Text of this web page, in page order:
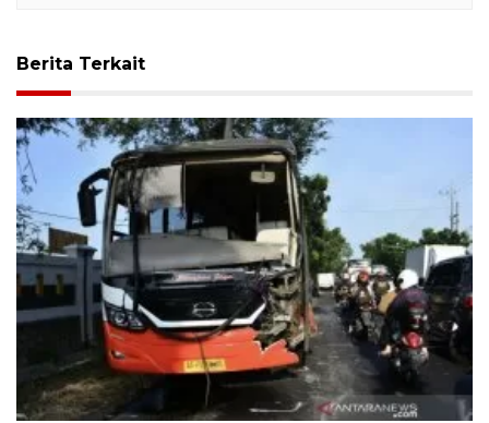
Berita Terkait
Polda Jatim: Angka kecelakaan lalu lintas menurun